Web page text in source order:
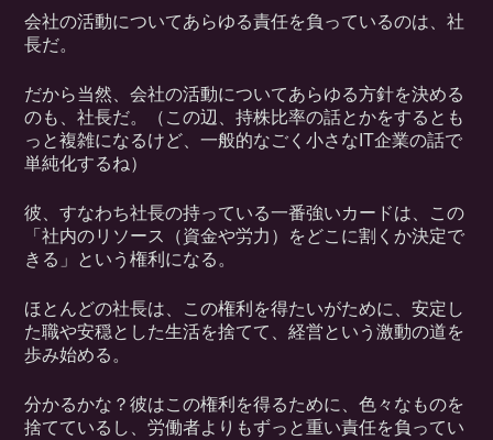
会社の活動についてあらゆる責任を負っているのは、社
長だ。
だから当然、会社の活動についてあらゆる方針を決める
のも、社長だ。（この辺、持株比率の話とかをするとも
っと複雑になるけど、一般的なごく小さなIT企業の話で
単純化するね）
彼、すなわち社長の持っている一番強いカードは、この
「社内のリソース（資金や労力）をどこに割くか決定で
きる」という権利になる。
ほとんどの社長は、この権利を得たいがために、安定し
た職や安穏とした生活を捨てて、経営という激動の道を
歩み始める。
分かるかな？彼はこの権利を得るために、色々なものを
捨てているし、労働者よりもずっと重い責任を負ってい